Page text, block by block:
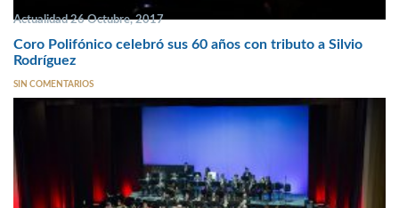
Actualidad 26 Octubre, 2017
Coro Polifónico celebró sus 60 años con tributo a Silvio
Rodríguez
SIN COMENTARIOS